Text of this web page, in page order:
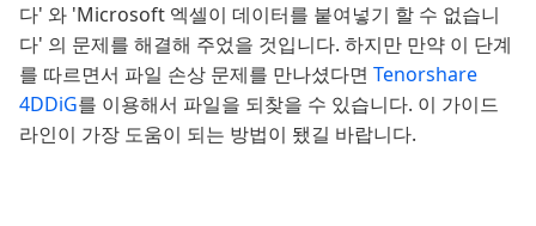
다' 와 'Microsoft 엑셀이 데이터를 붙여넣기 할 수 없습니
다' 의 문제를 해결해 주었을 것입니다. 하지만 만약 이 단계
를 따르면서 파일 손상 문제를 만나셨다면 Tenorshare
4DDiG를 이용해서 파일을 되찾을 수 있습니다. 이 가이드
라인이 가장 도움이 되는 방법이 됐길 바랍니다.